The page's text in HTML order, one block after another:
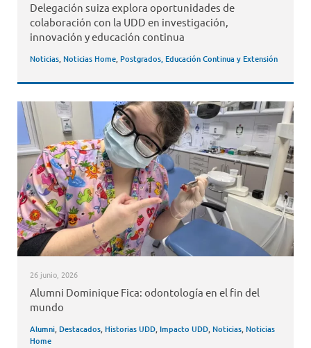
Delegación suiza explora oportunidades de
colaboración con la UDD en investigación,
innovación y educación continua
Noticias, Noticias Home, Postgrados, Educación Continua y Extensión
26 junio, 2026
Alumni Dominique Fica: odontología en el fin del
mundo
Alumni, Destacados, Historias UDD, Impacto UDD, Noticias, Noticias
Home